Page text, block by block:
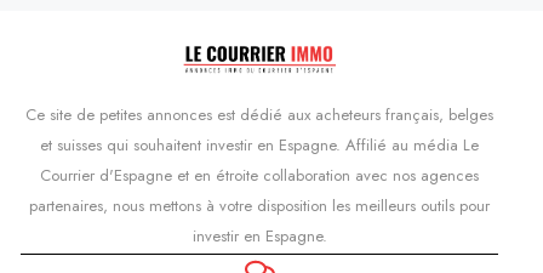
Ce site de petites annonces est dédié aux acheteurs français, belges
et suisses qui souhaitent investir en Espagne. Affilié au média Le
Courrier d'Espagne et en étroite collaboration avec nos agences
partenaires, nous mettons à votre disposition les meilleurs outils pour
investir en Espagne.